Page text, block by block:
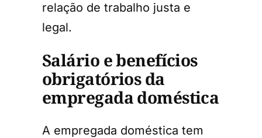
relação de trabalho justa e
legal.
Salário e benefícios
obrigatórios da
empregada doméstica
A empregada doméstica tem